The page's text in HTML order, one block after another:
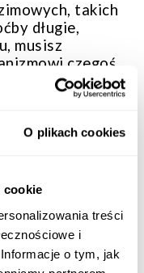
O plikach cookies
cookie
treści
i
o tym, jak
takich
długie,
musisz
czegoś
napoje
to bez
co
[1].
można w
nim szybko
wodno-
mięśnie przed